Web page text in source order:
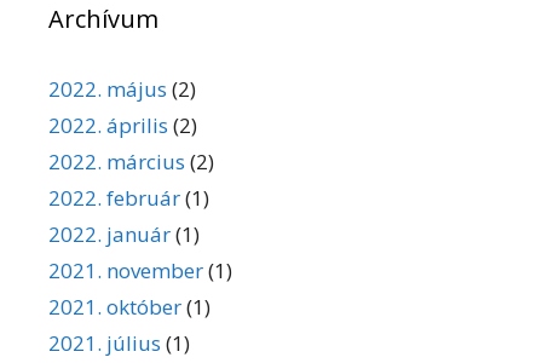
Archívum
2022. május (2)
2022. április (2)
2022. március (2)
2022. február(1)
2022. január(1)
2021. november(1)
2021. október(1)
2021. július (1)